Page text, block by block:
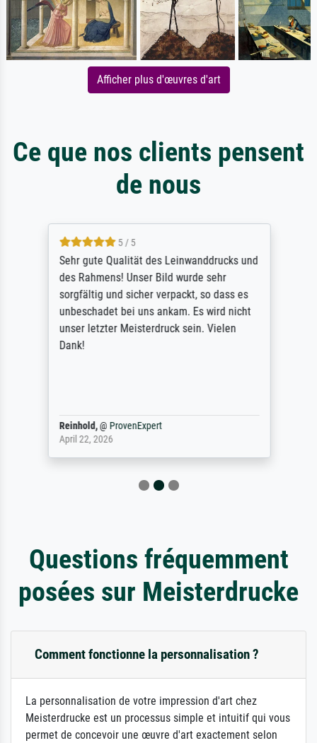
Afficher plus d'œuvres d'art
Ce que nos clients pensent
de nous
5 / 5
Sehr gute Qualität des Leinwanddrucks und
des Rahmens! Unser Bild wurde sehr
sorgfältig und sicher verpackt, so dass es
unbeschadet bei uns ankam. Es wird nicht
unser letzter Meisterdruck sein. Vielen
Dank!
Reinhold,@ ProvenExpert
April 22, 2026
Questions fréquemment
posées sur Meisterdrucke
Comment fonctionne la personnalisation ?
La personnalisation de votre impression d'art chez
Meisterdrucke est un processus simple et intuitif qui vous
permet de concevoir une œuvre d'art exactement selon